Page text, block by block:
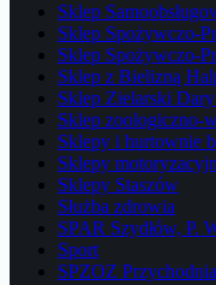
Sklep
Sklep Spożywczo-
Sklep Spożywczo-
Sklep z Bielizną
Sklep Zielarski
Sklep zoologiczno-
Sklepy i hurtownie
Sklepy
Sklepy Staszów
Służba zdrowia
SPAR Szydłów, P.
Sport
SPZOZ